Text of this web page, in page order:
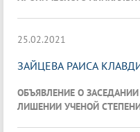
25.02.2021
ЗАЙЦЕВА РАИСА
ОБЪЯВЛЕНИЕ О
ЛИШЕНИИ УЧЕНОЙ